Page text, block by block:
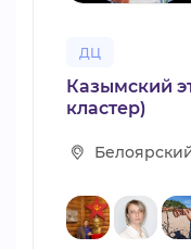
ДЦ
Казымский
кластер)